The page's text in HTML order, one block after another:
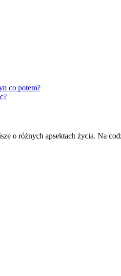
co potem?
o różnych apsektach życia. Na